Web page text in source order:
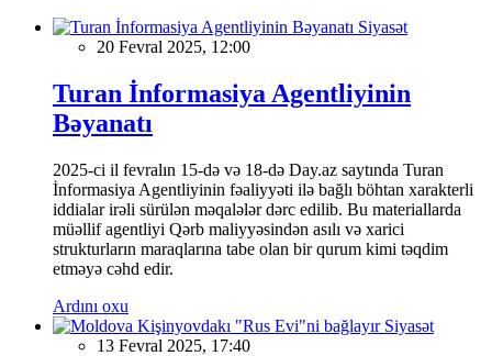
Siyasət
20 Fevral 2025, 12:00
Turan İnformasiya Agentliyinin
Bəyanatı
2025-ci il fevralın 15-də və 18-də Day.az saytında Turan
İnformasiya Agentliyinin fəaliyyəti ilə bağlı böhtan xarakterli
iddialar irəli sürülən məqalələr dərc edilib. Bu materiallarda
müəllif agentliyi Qərb maliyyəsindən asılı və xarici
strukturların maraqlarına tabe olan bir qurum kimi təqdim
etməyə cəhd edir.
Ardını oxu
Siyasət
13 Fevral 2025, 17:40